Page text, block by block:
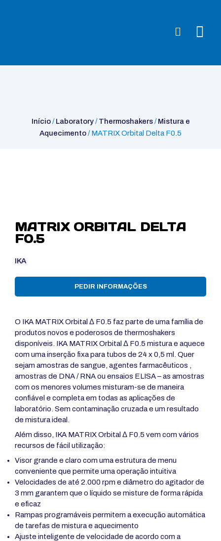
Início/Laboratory/Thermoshakers/Mistura e
Aquecimento/ MATRIX Orbital Delta F0.5
MATRIX ORBITAL DELTA
F0.5
IKA
PEDIR INFORMAÇÕES
O IKA MATRIX Orbital Δ F0.5 faz parte de uma família de
produtos novos e poderosos de thermoshakers
disponíveis. IKA MATRIX Orbital Δ F0.5 mistura e aquece
com uma inserção fixa para tubos de 24 x 0,5 ml. Quer
sejam amostras de sangue, agentes farmacêuticos ,
amostras de DNA / RNA ou ensaios ELISA – as amostras
com os menores volumes misturam-se de maneira
confiável e completa em todas as aplicações de
laboratório. Sem contaminação cruzada e um resultado
de mistura ideal.
Além disso, IKA MATRIX Orbital Δ F0.5 vem com vários
recursos de fácil utilização:
Visor grande e claro com uma estrutura de menu
conveniente que permite uma operação intuitiva
Velocidades de até 2.000 rpm e diâmetro do agitador de
3 mm garantem que o líquido se misture de forma rápida
e eficaz
Rampas programáveis permitem a execução automática
de tarefas de mistura e aquecimento
Ajuste inteligente de velocidade de acordo com a